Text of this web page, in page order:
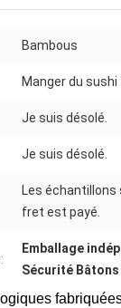
Bambous
Manger du sushi
Je suis désolé.
Je suis désolé.
Les
fret est payé.
Emballage
Sécurité